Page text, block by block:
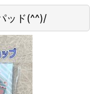
ッド(^^)/